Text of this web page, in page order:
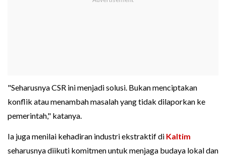
"Seharusnya CSR ini menjadi solusi. Bukan menciptakan
konflik atau menambah masalah yang tidak dilaporkan ke
pemerintah," katanya.
Ia juga menilai kehadiran industri ekstraktif di Kaltim
seharusnya diikuti komitmen untuk menjaga budaya lokal dan